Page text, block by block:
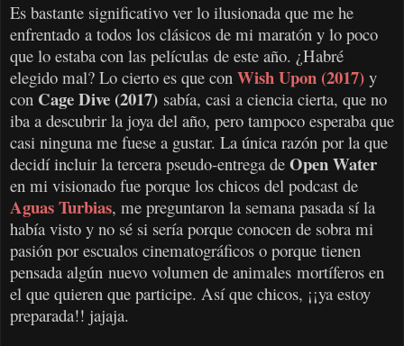
Es bastante significativo ver lo ilusionada que me he
enfrentado a todos los clásicos de mi maratón y lo poco
que lo estaba con las películas de este año. ¿Habré
elegido mal? Lo cierto es que con Wish Upon (2017) y
con Cage Dive (2017) sabía, casi a ciencia cierta, que no
iba a descubrir la joya del año, pero tampoco esperaba que
casi ninguna me fuese a gustar. La única razón por la que
decidí incluir la tercera pseudo-entrega de Open Water
en mi visionado fue porque los chicos del podcast de
Aguas Turbias, me preguntaron la semana pasada sí la
había visto y no sé si sería porque conocen de sobra mi
pasión por escualos cinematográficos o porque tienen
pensada algún nuevo volumen de animales mortíferos en
el que quieren que participe. Así que chicos, ¡¡ya estoy
preparada!! jajaja.